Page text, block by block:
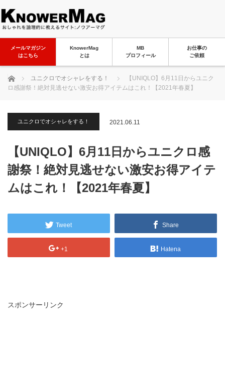
メールマガジン
はこちら
KnowerMag
とは
MB
プロフィール
お仕事の
ご依頼
ホーム ユニクロでオシャレをする！
【UNIQLO】6月11日からユニク
ロ感謝祭！絶対見逃せない激安お得アイテムはこれ！【2021年春夏】
ユニクロでオシャレをする！ 2021.06.11
【UNIQLO】6月11日からユニクロ感
謝祭！絶対見逃せない激安お得アイテ
ムはこれ！【2021年春夏】
Tweet Share
+1 Hatena
スポンサーリンク